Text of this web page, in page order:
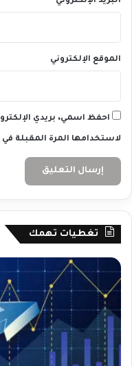
الموقع الإلكتروني
احفظ اسمي، بريدي
لاستخدامها المرة المقبلة
تغطيات تهمك